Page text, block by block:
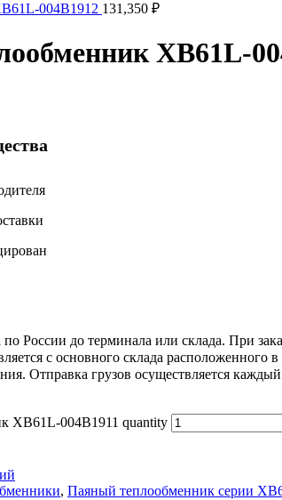
004B1912 131,350 ₽
XB61L-
по России до терминала или склада. При
с основного склада
Отправка грузов осуществляется
XB61L-004B1911 quantity
, Паяный теплообменник серии